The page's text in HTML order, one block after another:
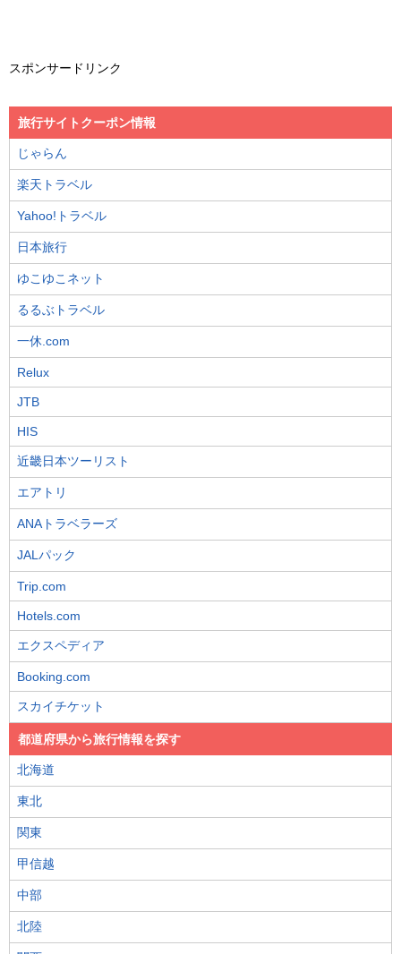
スポンサードリンク
旅行サイトクーポン情報
じゃらん
楽天トラベル
Yahoo!トラベル
日本旅行
ゆこゆこネット
るるぶトラベル
一休.com
Relux
JTB
HIS
近畿日本ツーリスト
エアトリ
ANAトラベラーズ
JALパック
Trip.com
Hotels.com
エクスペディア
Booking.com
スカイチケット
都道府県から旅行情報を探す
北海道
東北
関東
甲信越
中部
北陸